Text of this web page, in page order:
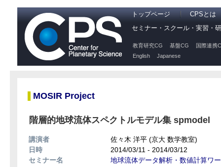
トップページ
CPSとは
セミナー・スクール・実習・
教育研究CG 基盤CG
国際連携
English
Japanese
MOSIR Project
階層的地球流体スペクトルモデル集 spmodel
講演者
佐々木 洋平 (京大 数学教室)
日時
2014/03/11 - 2014/03/12
セミナー名
地球流体データ解析・数値計算ワ